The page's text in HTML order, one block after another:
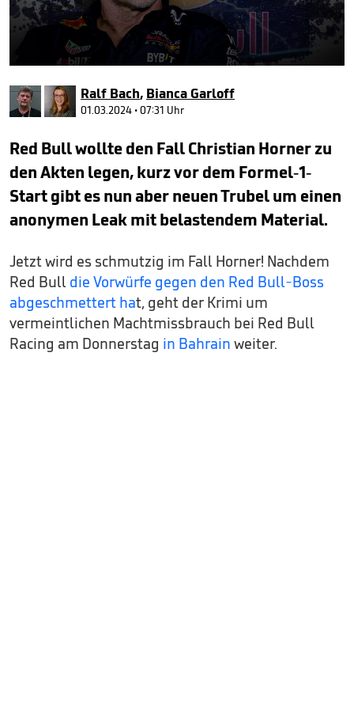
seconds
of
5
minutes,
seconds
Ralf Bach, Bianca Garloff
01.03.2024 • 07:31 Uhr
Red Bull wollte den Fall Christian Horner zu
den Akten legen, kurz vor dem Formel-1-
Start gibt es nun aber neuen Trubel um einen
anonymen Leak mit belastendem Material.
Jetzt wird es schmutzig im Fall Horner! Nachdem
Red Bull die Vorwürfe gegen den Red Bull-Boss
abgeschmettert hat, geht der Krimi um
vermeintlichen Machtmissbrauch bei Red Bull
Racing am Donnerstag in Bahrain weiter.